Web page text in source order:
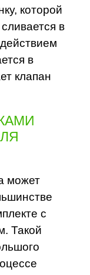
которой
в
в
клапан
может
с
Такой